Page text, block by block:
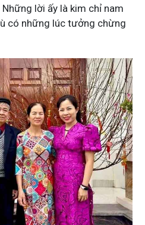
lời ấy là kim chỉ nam
có những lúc tưởng chừng